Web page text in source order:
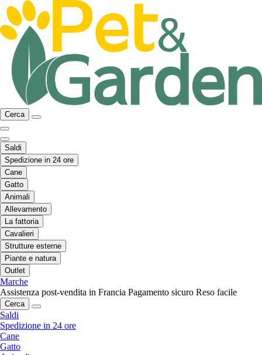
Cerca
Saldi
Spedizione in 24 ore
Cane
Gatto
Animali
Allevamento
La fattoria
Cavalieri
Strutture esterne
Piante e natura
Outlet
Marche
Assistenza post-vendita in Francia Pagamento sicuro Reso facile
Cerca
Saldi
Spedizione in 24 ore
Cane
Gatto